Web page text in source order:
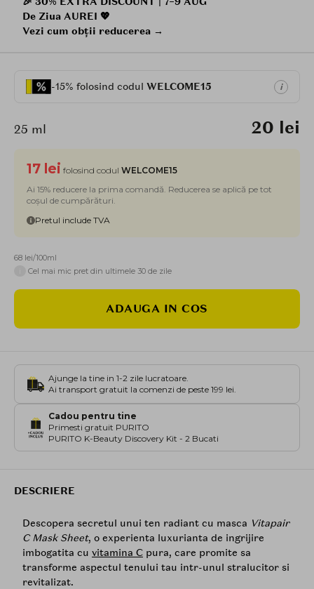
De Ziua AUREI 💖
Vezi cum obții reducerea →
-15% folosind codul WELCOME15 i
25 ml 20 lei
17 lei folosind codul WELCOME15
Ai 15% reducere la prima comandă. Reducerea se aplică pe tot
coșul de cumpărături.
Pretul include TVA
68 lei/100ml
Cel mai mic pret din ultimele 30 de zile
ADAUGA IN COS
Ajunge la tine in 1-2 zile lucratoare.
Ai transport gratuit la comenzi de peste 199 lei.
Cadou pentru tine
Primesti gratuit PURITO
PURITO K-Beauty Discovery Kit - 2 Bucati
DESCRIERE
Descopera secretul unui ten radiant cu masca Vitapair
C Mask Sheet, o experienta luxurianta de ingrijire
imbogatita cu vitamina C pura, care promite sa
transforme aspectul tenului tau intr-unul stralucitor si
revitalizat.